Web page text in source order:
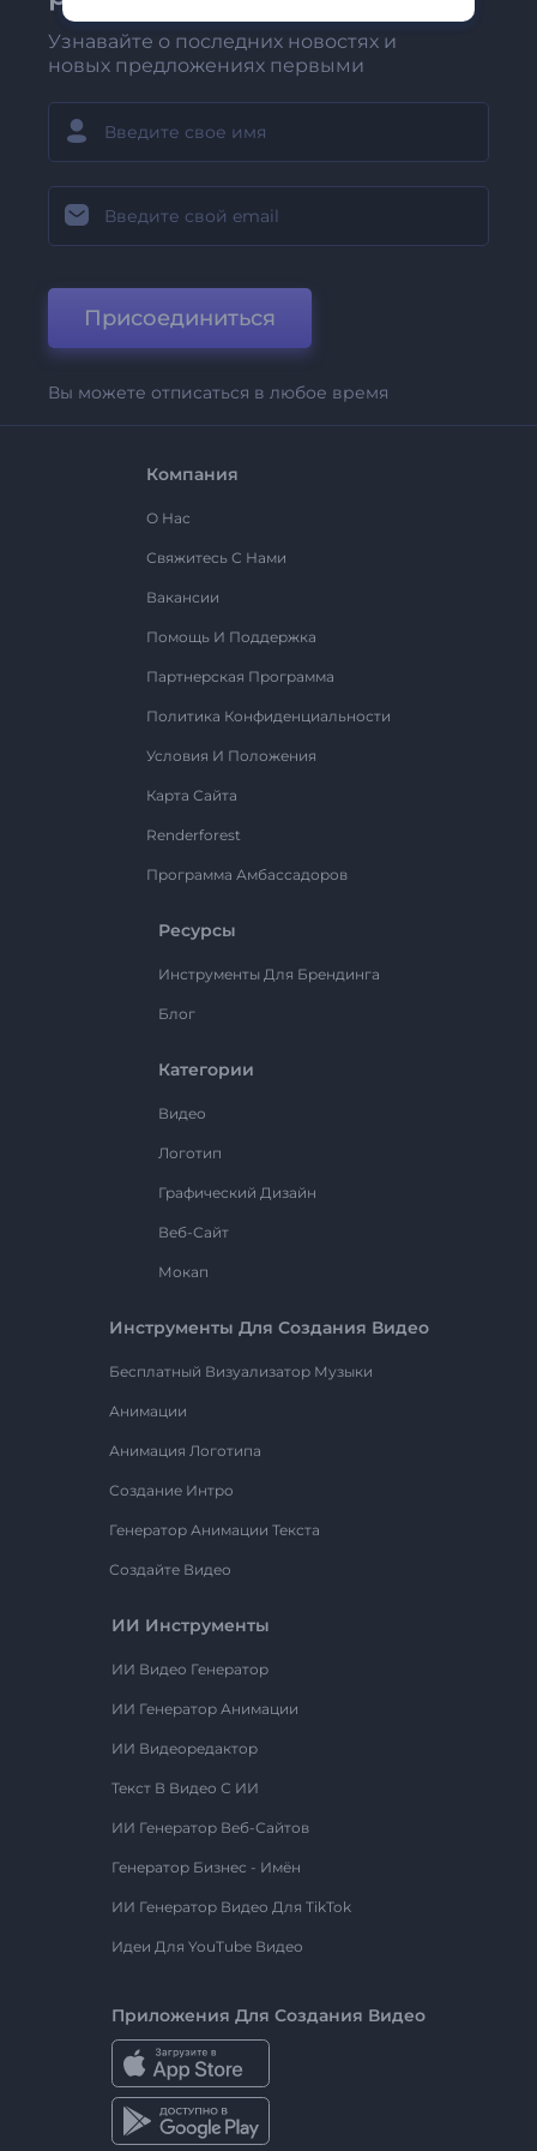
Узнавайте о последних новостях и
новых предложениях первыми
Присоединиться
Вы можете отписаться в любое время
Компания
О Нас
Свяжитесь С Нами
Вакансии
Помощь И Поддержка
Партнерская Программа
Политика Конфиденциальности
Условия И Положения
Карта Сайта
Renderforest
Программа Амбассадоров
Ресурсы
Инструменты Для Брендинга
Блог
Категории
Видео
Логотип
Графический Дизайн
Веб-Сайт
Мокап
Инструменты Для Создания Видео
Бесплатный Визуализатор Музыки
Анимации
Анимация Логотипа
Создание Интро
Генератор Анимации Текста
Создайте Видео
ИИ Инструменты
ИИ Видео Генератор
ИИ Генератор Анимации
ИИ Видеоредактор
Текст В Видео С ИИ
ИИ Генератор Веб-Сайтов
Генератор Бизнес - Имён
ИИ Генератор Видео Для TikTok
Идеи Для YouTube Видео
Приложения Для Создания Видео